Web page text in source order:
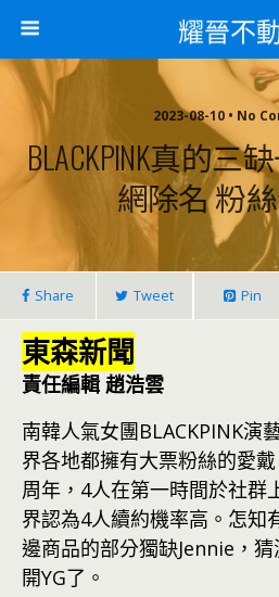
耀晉不
2023-08-10 • No
BLACKPINK真的
網除名 粉
Share Tweet Pin
東森新聞
責任編輯 趙浩雲
南韓人氣女團BLACKPINK演
界各地都擁有大票粉絲的愛
周年，4人在第一時間於社群
界認為4人續約機率高。怎知
邊商品的部分獨缺Jennie，
開YG了。